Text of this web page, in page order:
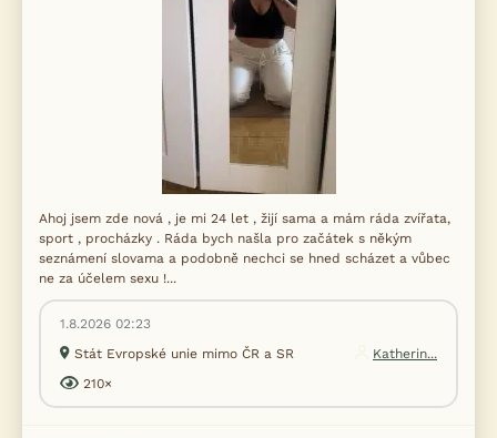
Ahoj jsem zde nová , je mi 24 let , žijí sama a mám ráda zvířata,
sport , procházky . Ráda bych našla pro začátek s někým
seznámení slovama a podobně nechci se hned scházet a vůbec
ne za účelem sexu !...
1.8.2026 02:23
Stát Evropské unie mimo ČR a SR
Katherin...
210×